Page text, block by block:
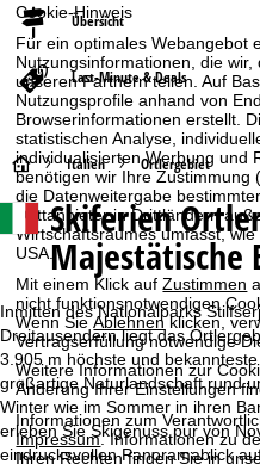
Cookie-Hinweis
Für ein optimales Webangebot
Nutzungsinformationen, die
unseren Partnern teilen. Auf
Nutzungsprofile anhand von
Browserinformationen erstellt.
statistischen Analyse,
individualisierten Werbung und
benötigen wir Ihre Zustimmung
die Datenweitergabe
Drittanbieter in Drittländern
Wirtschaftsraumes umfasst,
USA.
Mit einem Klick aufZustimmen
nicht funktionsnotwendigen
Wenn SieAblehnenklicken,
Vertragserfüllung notwendige
Weitere Informationen zur
Änderung Ihrer Einstellungen
Informationen zum
Impressum. Informationen zu
Ihren Rechten finden Sie in
Übersicht
Last-Minute & Deals
S
t
a
r
t
s
e
Italien Ortlergebiet
Skiferien
Majestätische
Inmitten des Nationalparks
Dreitausendern liegt das
3.905 m höchste und
großartige Naturlandschaft rund
Winter wie im Sommer in ihren
erleben Sie Skigenuss pur von
eindrucksvollen Panoramablick